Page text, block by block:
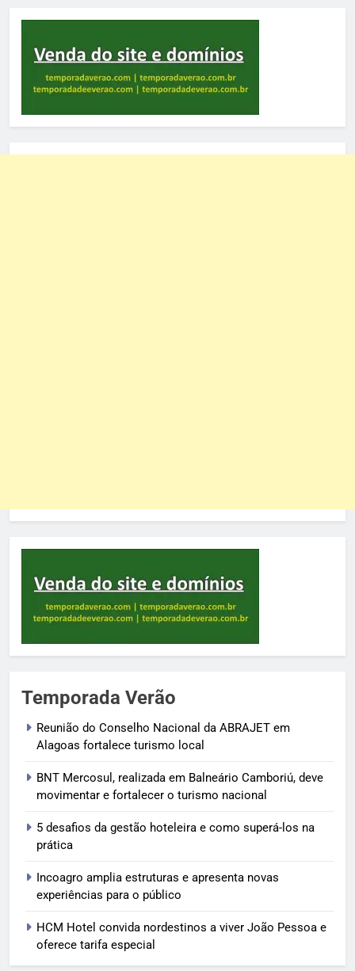
Temporada Verão
Reunião do Conselho Nacional da ABRAJET em
Alagoas fortalece turismo local
BNT Mercosul, realizada em Balneário Camboriú, deve
movimentar e fortalecer o turismo nacional
5 desafios da gestão hoteleira e como superá-los na
prática
Incoagro amplia estruturas e apresenta novas
experiências para o público
HCM Hotel convida nordestinos a viver João Pessoa e
oferece tarifa especial